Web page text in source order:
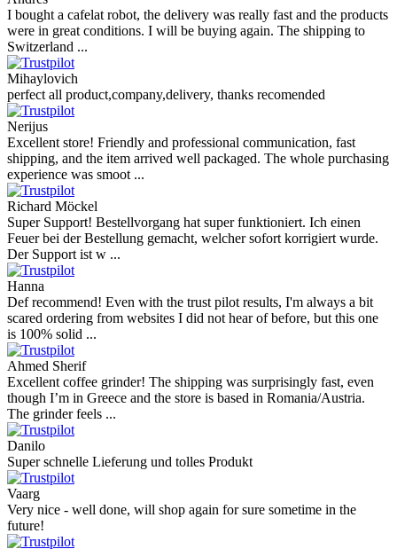
I bought a cafelat robot, the delivery was really fast and the products
were in great conditions. I will be buying again. The shipping to
Switzerland ...
Mihaylovich
perfect all product,company,delivery, thanks recomended
Nerijus
Excellent store! Friendly and professional communication, fast
shipping, and the item arrived well packaged. The whole purchasing
experience was smoot ...
Richard Möckel
Super Support! Bestellvorgang hat super funktioniert. Ich einen
Feuer bei der Bestellung gemacht, welcher sofort korrigiert wurde.
Der Support ist w ...
Hanna
Def recommend! Even with the trust pilot results, I'm always a bit
scared ordering from websites I did not hear of before, but this one
is 100% solid ...
Ahmed Sherif
Excellent coffee grinder! The shipping was surprisingly fast, even
though I’m in Greece and the store is based in Romania/Austria.
The grinder feels ...
Danilo
Super schnelle Lieferung und tolles Produkt
Vaarg
Very nice - well done, will shop again for sure sometime in the
future!